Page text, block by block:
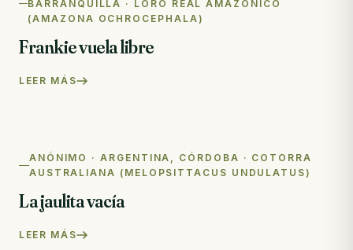
BARRANQUILLA · LORO REAL AMAZÓNICO
(AMAZONA OCHROCEPHALA)
Frankie vuela libre
LEER MÁS
ANÓNIMO · ARGENTINA, CÓRDOBA · COTORRA
AUSTRALIANA (MELOPSITTACUS UNDULATUS)
La jaulita vacía
LEER MÁS